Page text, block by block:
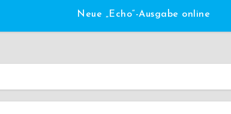
Neue „Echo“-Ausgabe online